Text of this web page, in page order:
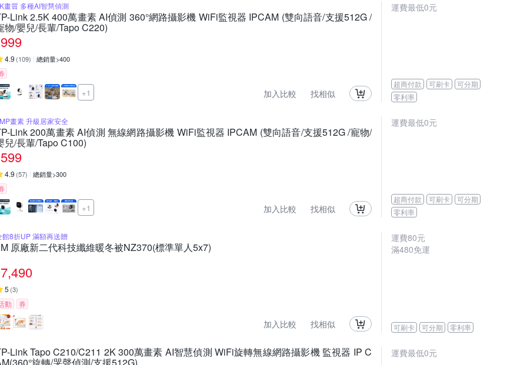
畫質 多種AI智慧偵測
Link 2.5K 400萬畫素 AI偵測 360°網路攝影機 WiFi監視器 IPCAM (雙向語音/支援512G /
物/嬰兒/長輩/Tapo C220)
999
4.9 (109) 總銷量>400
+1 加入比較 找相似
運費最低0元
超商付款 可刷卡
可分期
零利率
畫素 升級居家安全
Link 200萬畫素 AI偵測 無線網路攝影機 WiFi監視器 IPCAM (雙向語音/支援512G /寵物/
兒/長輩/Tapo C100)
599
4.9 (57) 總銷量>300
+1 加入比較 找相似
運費最低0元
超商付款 可刷卡
可分期
零利率
館8折UP 滿額再送贈
原廠新二代科技纖維暖冬被NZ370(標準單人5x7)
7,490
5 (3)
動 券
加入比較 找相似
運費80元
滿480免運
可刷卡 可分期 零利率
Link Tapo C210/C211 2K 300萬畫素 AI智慧偵測 WiFi旋轉無線網路攝影機 監視器 IP C 運費最低0元